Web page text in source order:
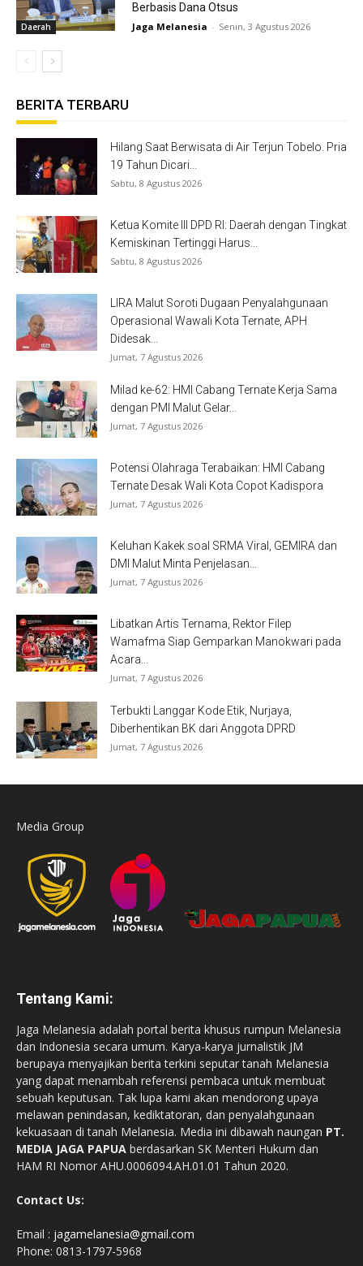
Daerah
Berbasis Dana Otsus
Jaga Melanesia - Senin, 3 Agustus 2026
BERITA TERBARU
Hilang Saat Berwisata di Air Terjun Tobelo. Pria
19 Tahun Dicari...
Sabtu, 8 Agustus 2026
Ketua Komite III DPD RI: Daerah dengan Tingkat
Kemiskinan Tertinggi Harus...
Sabtu, 8 Agustus 2026
LIRA Malut Soroti Dugaan Penyalahgunaan
Operasional Wawali Kota Ternate, APH
Didesak...
Jumat, 7 Agustus 2026
Milad ke-62: HMI Cabang Ternate Kerja Sama
dengan PMI Malut Gelar...
Jumat, 7 Agustus 2026
Potensi Olahraga Terabaikan: HMI Cabang
Ternate Desak Wali Kota Copot Kadispora
Jumat, 7 Agustus 2026
Keluhan Kakek soal SRMA Viral, GEMIRA dan
DMI Malut Minta Penjelasan...
Jumat, 7 Agustus 2026
Libatkan Artis Ternama, Rektor Filep
Wamafma Siap Gemparkan Manokwari pada
Acara...
Jumat, 7 Agustus 2026
Terbukti Langgar Kode Etik, Nurjaya,
Diberhentikan BK dari Anggota DPRD
Jumat, 7 Agustus 2026
Media Group
Tentang Kami:
Jaga Melanesia adalah portal berita khusus rumpun Melanesia
dan Indonesia secara umum. Karya-karya jurnalistik JM
berupaya menyajikan berita terkini seputar tanah Melanesia
yang dapat menambah referensi pembaca untuk membuat
sebuah keputusan. Tak lupa kami akan mendorong upaya
melawan penindasan, kediktatoran, dan penyalahgunaan
kekuasaan di tanah Melanesia. Media ini dibawah naungan PT.
MEDIA JAGA PAPUA berdasarkan SK Menteri Hukum dan
HAM RI Nomor AHU.0006094.AH.01.01 Tahun 2020.
Contact Us:
Email : jagamelanesia@gmail.com
Phone: 0813-1797-5968